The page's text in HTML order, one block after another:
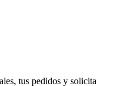
tus pedidos y solicita